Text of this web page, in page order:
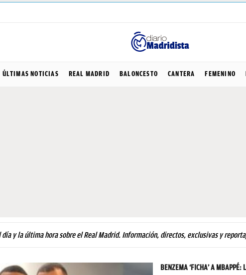
ÚLTIMAS NOTICIAS REAL MADRID BALONCESTO CANTERA FEMENINO
y la última hora sobre el Real Madrid. Información, directos, exclusivas y
BENZEMA ‘FICHA’ A